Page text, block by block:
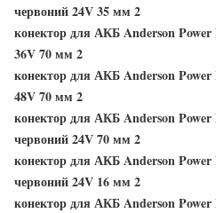
червоний 24V 35 мм 2
конектор для АКБ Anderson Power
36V 70 мм 2
конектор для АКБ Anderson Power
48V 70 мм 2
конектор для АКБ Anderson Power
червоний 24V 70 мм 2
конектор для АКБ Anderson
червоний 24V 16 мм 2
конектор для АКБ Anderson Power